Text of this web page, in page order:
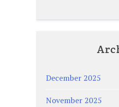
December 2025
November 2025